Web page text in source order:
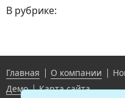
В рубрике:
Главная О компании
Демо
Карта сайта